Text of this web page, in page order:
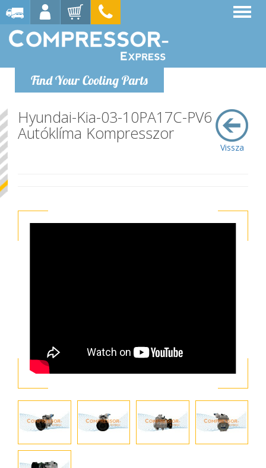
Find Your Cooling Parts
Vissza
Hyundai-Kia-03-10PA17C-PV6
Autóklíma Kompresszor